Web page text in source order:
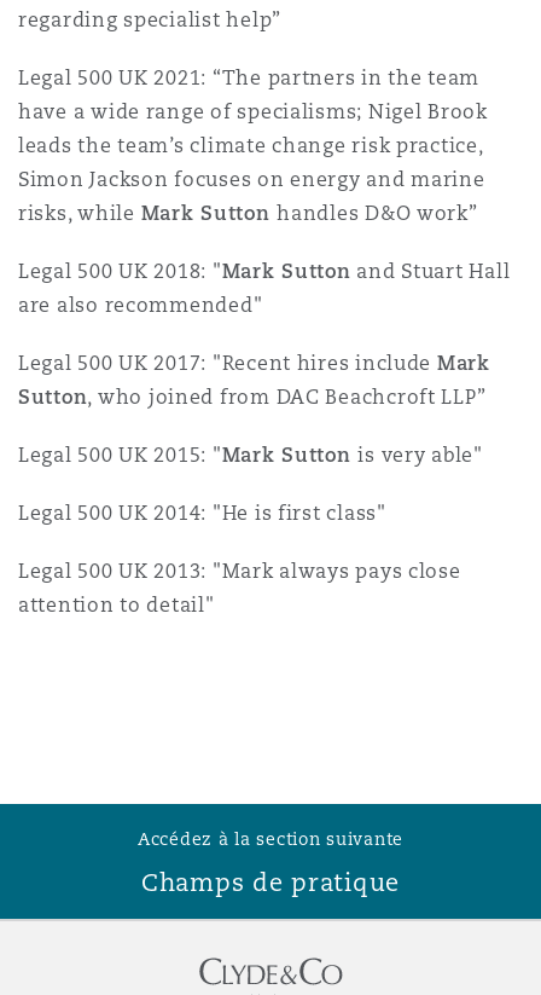
regarding specialist help”
Legal 500 UK 2021: “The partners in the team
have a wide range of specialisms; Nigel Brook
leads the team’s climate change risk practice,
Simon Jackson focuses on energy and marine
risks, while Mark Suttonhandles D&O work”
Legal 500 UK 2018: "Mark Sutton and Stuart Hall
are also recommended"
Legal 500 UK 2017: "Recent hires include Mark
Sutton, who joined from DAC Beachcroft LLP”
Legal 500 UK 2015: "Mark Suttonis very able"
Legal 500 UK 2014: "He is first class"
Legal 500 UK 2013: "Mark always pays close
attention to detail"
Accédez à la section suivante
Champs de pratique